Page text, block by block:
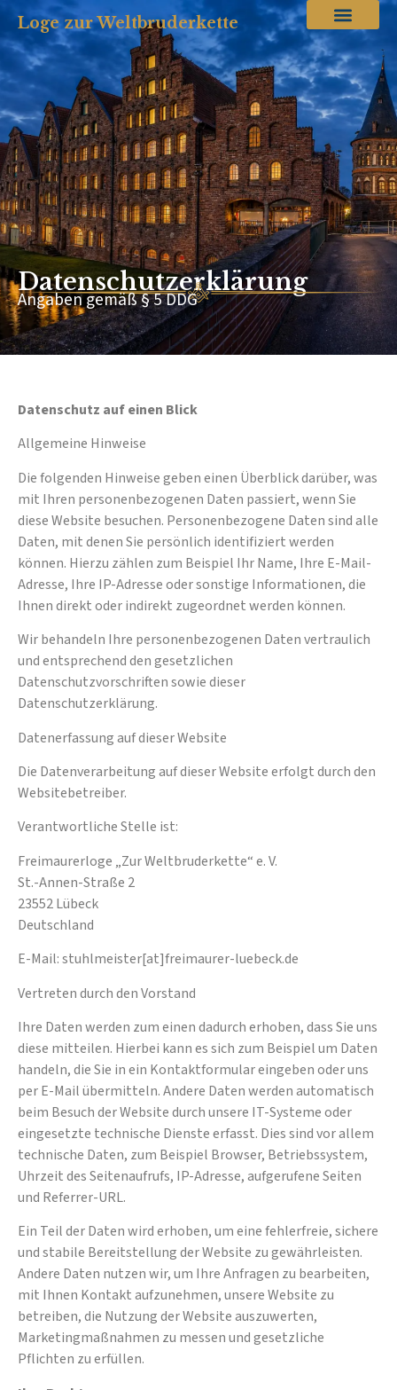
Loge zur Weltbruderkette
Datenschutzerklärung
Angaben gemäß § 5 DDG
Datenschutz auf einen Blick
Allgemeine Hinweise
Die folgenden Hinweise geben einen Überblick darüber, was
mit Ihren personenbezogenen Daten passiert, wenn Sie
diese Website besuchen. Personenbezogene Daten sind alle
Daten, mit denen Sie persönlich identifiziert werden
können. Hierzu zählen zum Beispiel Ihr Name, Ihre E-Mail-
Adresse, Ihre IP-Adresse oder sonstige Informationen, die
Ihnen direkt oder indirekt zugeordnet werden können.
Wir behandeln Ihre personenbezogenen Daten vertraulich
und entsprechend den gesetzlichen
Datenschutzvorschriften sowie dieser
Datenschutzerklärung.
Datenerfassung auf dieser Website
Die Datenverarbeitung auf dieser Website erfolgt durch den
Websitebetreiber.
Verantwortliche Stelle ist:
Freimaurerloge „Zur Weltbruderkette“ e. V.
St.-Annen-Straße 2
23552 Lübeck
Deutschland
E-Mail: stuhlmeister[at]freimaurer-luebeck.de
Vertreten durch den Vorstand
Ihre Daten werden zum einen dadurch erhoben, dass Sie uns
diese mitteilen. Hierbei kann es sich zum Beispiel um Daten
handeln, die Sie in ein Kontaktformular eingeben oder uns
per E-Mail übermitteln. Andere Daten werden automatisch
beim Besuch der Website durch unsere IT-Systeme oder
eingesetzte technische Dienste erfasst. Dies sind vor allem
technische Daten, zum Beispiel Browser, Betriebssystem,
Uhrzeit des Seitenaufrufs, IP-Adresse, aufgerufene Seiten
und Referrer-URL.
Ein Teil der Daten wird erhoben, um eine fehlerfreie, sichere
und stabile Bereitstellung der Website zu gewährleisten.
Andere Daten nutzen wir, um Ihre Anfragen zu bearbeiten,
mit Ihnen Kontakt aufzunehmen, unsere Website zu
betreiben, die Nutzung der Website auszuwerten,
Marketingmaßnahmen zu messen und gesetzliche
Pflichten zu erfüllen.